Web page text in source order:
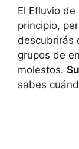
El Efluvio
principio,
descubrirás
grupos de
molestos.
sabes